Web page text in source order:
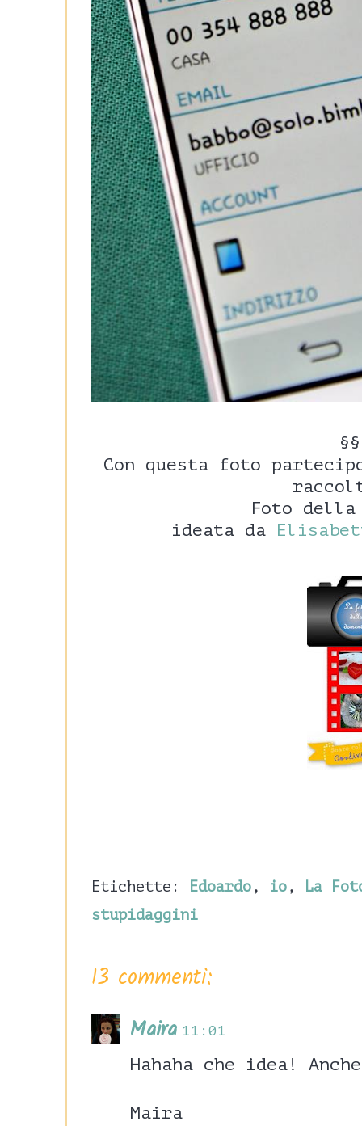
Con questa foto
Foto della
ideata da
Etichette: Edoardo , io ,
La
stupidaggini
13 commenti:
Maira 11:01
Hahaha che idea!
Maira